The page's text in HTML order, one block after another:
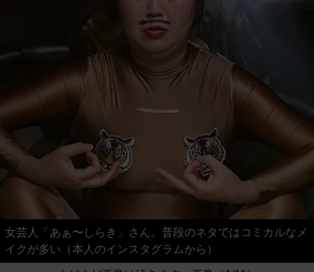
女芸人「あぁ〜しらき」さん。普段のネタではコミカルなメ
イクが多い（本人のインスタグラムから）